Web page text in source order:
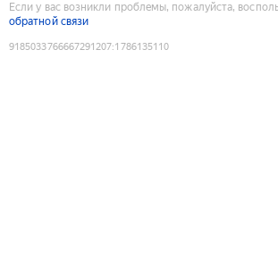
Если у вас возникли проблемы, пожалуйста,
обратной связи
9185033766667291207:1786135110